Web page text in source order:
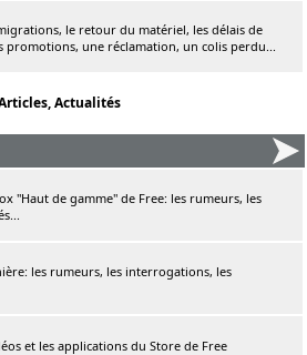
le retour du matériel, les délais de
une réclamation, un colis perdu...
Actualités
"Haut de gamme" de Free: les rumeurs, les
les rumeurs, les interrogations, les
et les applications du Store de Free